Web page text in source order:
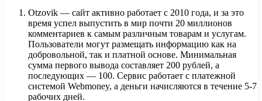
Otzovik — сайт активно работает с 2010 года, и за это
время успел выпустить в мир почти 20 миллионов
комментариев к самым различным товарам и услугам.
Пользователи могут размещать информацию как на
добровольной, так и платной основе. Минимальная
сумма первого вывода составляет 200 рублей, а
последующих — 100. Сервис работает с платежной
системой Webmoney, а деньги начисляются в течение 5-7
рабочих дней.